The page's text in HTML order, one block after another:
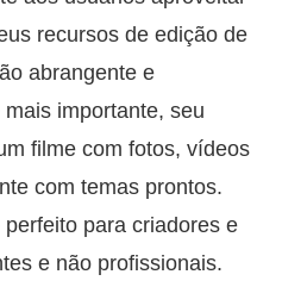
recursos de edição de
abrangente e
importante, seu
filme com fotos, vídeos
com temas prontos.
para criadores e
e não profissionais.